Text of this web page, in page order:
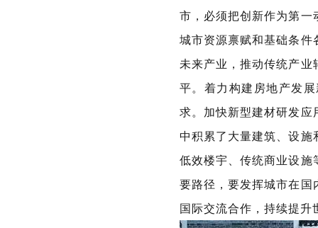
市，必须把创新作为第
城市资源禀赋和基础条
未来产业，推动传统产
平。着力构建房地产发
求。加快新型建材研发
中积累了大量建筑、设
低效楼宇、传统商业设
要路径，要发挥城市在
国际交流合作，持续提